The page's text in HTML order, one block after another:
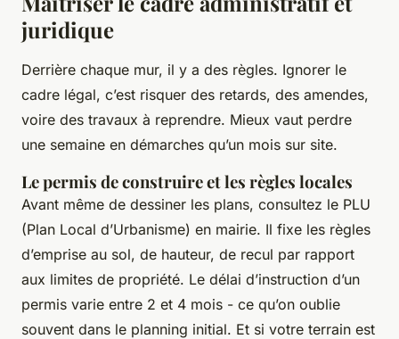
juridique
Derrière chaque mur, il y a des règles. Ignorer le
cadre légal, c’est risquer des retards, des amendes,
voire des travaux à reprendre. Mieux vaut perdre
une semaine en démarches qu’un mois sur site.
Le permis de construire et les règles locales
Avant même de dessiner les plans, consultez le PLU
(Plan Local d’Urbanisme) en mairie. Il fixe les règles
d’emprise au sol, de hauteur, de recul par rapport
aux limites de propriété. Le délai d’instruction d’un
permis varie entre 2 et 4 mois - ce qu’on oublie
souvent dans le planning initial. Et si votre terrain est